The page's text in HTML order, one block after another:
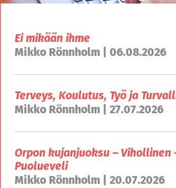
Ei mikään ihme
Mikko Rönnholm | 06.08.2026
Terveys, Koulutus, Työ ja
Mikko Rönnholm | 27.07.2026
Orpon kujanjuoksu – Vihollinen
Puolueveli
Mikko Rönnholm | 20.07.2026